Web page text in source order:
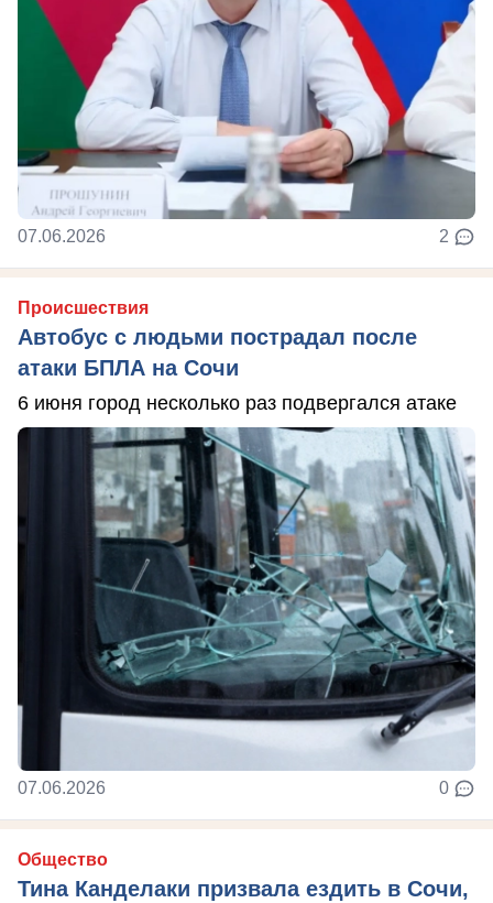
07.06.2026 2
Происшествия
Автобус с людьми пострадал после
атаки БПЛА на Сочи
6 июня город несколько раз подвергался атаке
07.06.2026 0
Общество
Тина Канделаки призвала ездить в Сочи,